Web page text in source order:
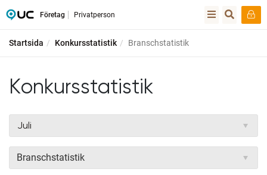
Företag Privatperson
Startsida Konkursstatistik Branschstatistik
Konkursstatistik
Branschstatistik